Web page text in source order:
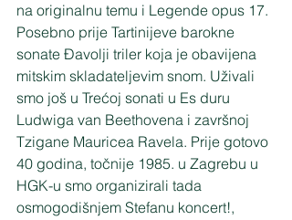
na originalnu temu i Legende opus 17.
Posebno prije Tartinijeve barokne
sonate Đavolji triler koja je obavijena
mitskim skladateljevim snom. Uživali
smo još u Trećoj sonati u Es duru
Ludwiga van Beethovena i završnoj
Tzigane Mauricea Ravela. Prije gotovo
40 godina, točnije 1985. u Zagrebu u
HGK-u smo organizirali tada
osmogodišnjem Stefanu koncert!,